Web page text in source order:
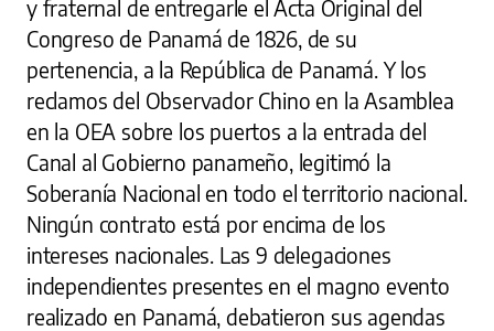
y fraternal de entregarle el Acta Original del
Congreso de Panamá de 1826, de su
pertenencia, a la República de Panamá. Y los
reclamos del Observador Chino en la Asamblea
en la OEA sobre los puertos a la entrada del
Canal al Gobierno panameño, legitimó la
Soberanía Nacional en todo el territorio nacional.
Ningún contrato está por encima de los
intereses nacionales. Las 9 delegaciones
independientes presentes en el magno evento
realizado en Panamá, debatieron sus agendas